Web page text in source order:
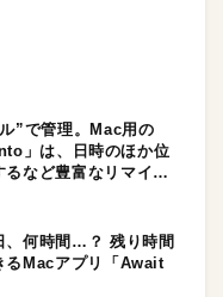
”で管理。Mac用の
」は、日時のほか位
など豊富なリマイン
、何時間…？ 残り時間
るMacアプリ「Await